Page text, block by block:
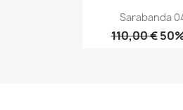
Sarabanda
110,00 €